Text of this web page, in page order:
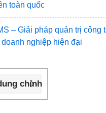
toàn quốc
– Giải pháp quản trị công
nghiệp hiện đại
chính